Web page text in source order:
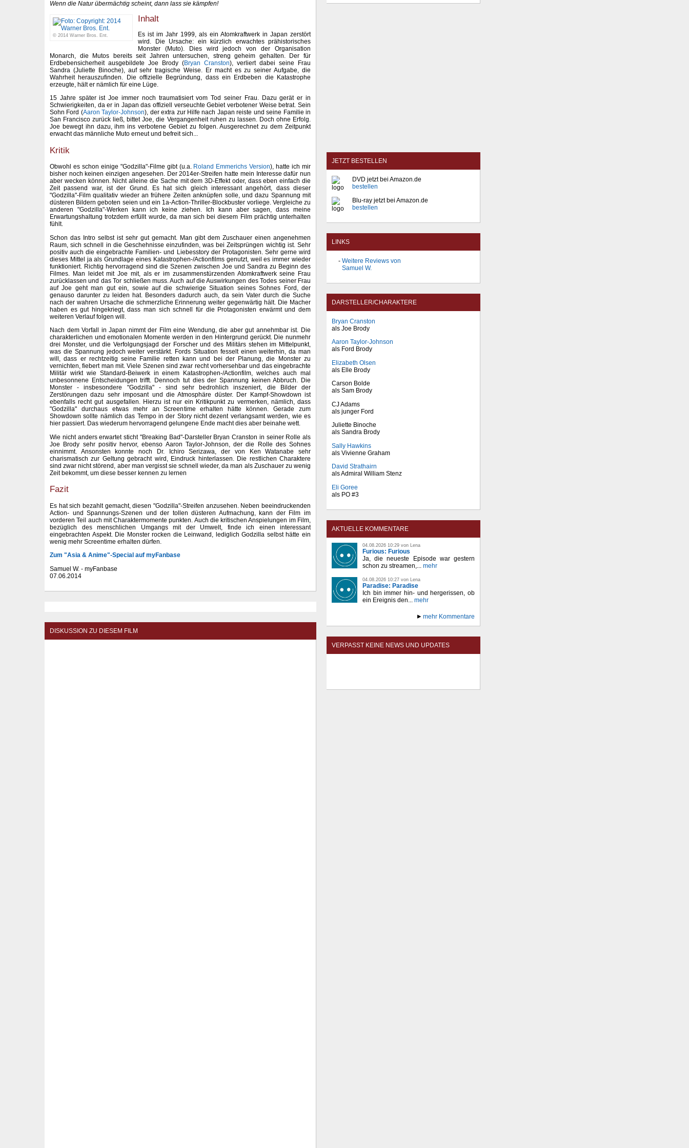
Wenn die Natur übermächtig scheint, dann lass sie kämpfen!
© 2014 Warner Bros. Ent.
Inhalt
Es ist im Jahr 1999, als ein Atomkraftwerk in Japan zerstört
wird. Die Ursache: ein kürzlich erwachtes prähistorisches
Monster (Muto). Dies wird jedoch von der Organisation
Monarch, die Mutos bereits seit Jahren untersuchen, streng geheim gehalten. Der für
Erdbebensicherheit ausgebildete Joe Brody (Bryan Cranston), verliert dabei seine Frau
Sandra (Juliette Binoche), auf sehr tragische Weise. Er macht es zu seiner Aufgabe, die
Wahrheit herauszufinden. Die offizielle Begründung, dass ein Erdbeben die Katastrophe
erzeugte, hält er nämlich für eine Lüge.
15 Jahre später ist Joe immer noch traumatisiert vom Tod seiner Frau. Dazu gerät er in
Schwierigkeiten, da er in Japan das offiziell verseuchte Gebiet verbotener Weise betrat. Sein
Sohn Ford (Aaron Taylor-Johnson), der extra zur Hilfe nach Japan reiste und seine Familie in
San Francisco zurück ließ, bittet Joe, die Vergangenheit ruhen zu lassen. Doch ohne Erfolg.
Joe bewegt ihn dazu, ihm ins verbotene Gebiet zu folgen. Ausgerechnet zu dem Zeitpunkt
erwacht das männliche Muto erneut und befreit sich...
Kritik
Obwohl es schon einige "Godzilla"-Filme gibt (u.a. Roland Emmerichs Version), hatte ich mir
bisher noch keinen einzigen angesehen. Der 2014er-Streifen hatte mein Interesse dafür nun
aber wecken können. Nicht alleine die Sache mit dem 3D-Effekt oder, dass eben einfach die
Zeit passend war, ist der Grund. Es hat sich gleich interessant angehört, dass dieser
"Godzilla"-Film qualitativ wieder an frühere Zeiten anknüpfen solle, und dazu Spannung mit
düsteren Bildern geboten seien und ein 1a-Action-Thriller-Blockbuster vorliege. Vergleiche zu
anderen "Godzilla"-Werken kann ich keine ziehen. Ich kann aber sagen, dass meine
Erwartungshaltung trotzdem erfüllt wurde, da man sich bei diesem Film prächtig unterhalten
fühlt.
Schon das Intro selbst ist sehr gut gemacht. Man gibt dem Zuschauer einen angenehmen
Raum, sich schnell in die Geschehnisse einzufinden, was bei Zeitsprüngen wichtig ist. Sehr
positiv auch die eingebrachte Familien- und Liebesstory der Protagonisten. Sehr gerne wird
dieses Mittel ja als Grundlage eines Katastrophen-/Actionfilms genutzt, weil es immer wieder
funktioniert. Richtig hervorragend sind die Szenen zwischen Joe und Sandra zu Beginn des
Filmes. Man leidet mit Joe mit, als er im zusammenstürzenden Atomkraftwerk seine Frau
zurücklassen und das Tor schließen muss. Auch auf die Auswirkungen des Todes seiner Frau
auf Joe geht man gut ein, sowie auf die schwierige Situation seines Sohnes Ford, der
genauso darunter zu leiden hat. Besonders dadurch auch, da sein Vater durch die Suche
nach der wahren Ursache die schmerzliche Erinnerung weiter gegenwärtig hält. Die Macher
haben es gut hingekriegt, dass man sich schnell für die Protagonisten erwärmt und dem
weiteren Verlauf folgen will.
Nach dem Vorfall in Japan nimmt der Film eine Wendung, die aber gut annehmbar ist. Die
charakterlichen und emotionalen Momente werden in den Hintergrund gerückt. Die nunmehr
drei Monster, und die Verfolgungsjagd der Forscher und des Militärs stehen im Mittelpunkt,
was die Spannung jedoch weiter verstärkt. Fords Situation fesselt einen weiterhin, da man
will, dass er rechtzeitig seine Familie retten kann und bei der Planung, die Monster zu
vernichten, fiebert man mit. Viele Szenen sind zwar recht vorhersehbar und das eingebrachte
Militär wirkt wie Standard-Beiwerk in einem Katastrophen-/Actionfilm, welches auch mal
unbesonnene Entscheidungen trifft. Dennoch tut dies der Spannung keinen Abbruch. Die
Monster - insbesondere "Godzilla" - sind sehr bedrohlich inszeniert, die Bilder der
Zerstörungen dazu sehr imposant und die Atmosphäre düster. Der Kampf-Showdown ist
ebenfalls recht gut ausgefallen. Hierzu ist nur ein Kritikpunkt zu vermerken, nämlich, dass
"Godzilla" durchaus etwas mehr an Screentime erhalten hätte können. Gerade zum
Showdown sollte nämlich das Tempo in der Story nicht dezent verlangsamt werden, wie es
hier passiert. Das wiederum hervorragend gelungene Ende macht dies aber beinahe wett.
Wie nicht anders erwartet sticht "Breaking Bad"-Darsteller Bryan Cranston in seiner Rolle als
Joe Brody sehr positiv hervor, ebenso Aaron Taylor-Johnson, der die Rolle des Sohnes
einnimmt. Ansonsten konnte noch Dr. Ichiro Serizawa, der von Ken Watanabe sehr
charismatisch zur Geltung gebracht wird, Eindruck hinterlassen. Die restlichen Charaktere
sind zwar nicht störend, aber man vergisst sie schnell wieder, da man als Zuschauer zu wenig
Zeit bekommt, um diese besser kennen zu lernen
Fazit
Es hat sich bezahlt gemacht, diesen "Godzilla"-Streifen anzusehen. Neben beeindruckenden
Action- und Spannungs-Szenen und der tollen düsteren Aufmachung, kann der Film im
vorderen Teil auch mit Charaktermomente punkten. Auch die kritischen Anspielungen im Film,
bezüglich des menschlichen Umgangs mit der Umwelt, finde ich einen interessant
eingebrachten Aspekt. Die Monster rocken die Leinwand, lediglich Godzilla selbst hätte ein
wenig mehr Screentime erhalten dürfen.
Zum "Asia & Anime"-Special auf myFanbase
Samuel W. - myFanbase
07.06.2014
DISKUSSION ZU DIESEM FILM
JETZT BESTELLEN
DVD jetzt bei Amazon.de
bestellen
Blu-ray jetzt bei Amazon.de
bestellen
LINKS
Weitere Reviews von
Samuel W.
DARSTELLER/CHARAKTERE
Bryan Cranston
als Joe Brody
Aaron Taylor-Johnson
als Ford Brody
Elizabeth Olsen
als Elle Brody
Carson Bolde
als Sam Brody
CJ Adams
als junger Ford
Juliette Binoche
als Sandra Brody
Sally Hawkins
als Vivienne Graham
David Strathairn
als Admiral William Stenz
Eli Goree
als PO #3
AKTUELLE KOMMENTARE
04.08.2026 10:29 von Lena
Furious: Furious
Ja, die neueste Episode war gestern
schon zu streamen,... mehr
04.08.2026 10:27 von Lena
Paradise: Paradise
Ich bin immer hin- und hergerissen, ob
ein Ereignis den... mehr
mehr Kommentare
VERPASST KEINE NEWS UND UPDATES